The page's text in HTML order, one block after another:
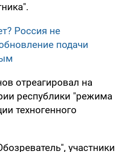
Россия не
подачи
отреагировал на
республики "режима
техногенного
участники